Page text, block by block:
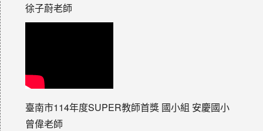
徐子蔚老師
臺南市114年度SUPER教師首獎 國小組 安慶國小
曾偉老師